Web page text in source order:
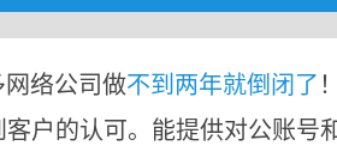
网络公司做不到两年就倒闭了
户的认可。能提供对公账号